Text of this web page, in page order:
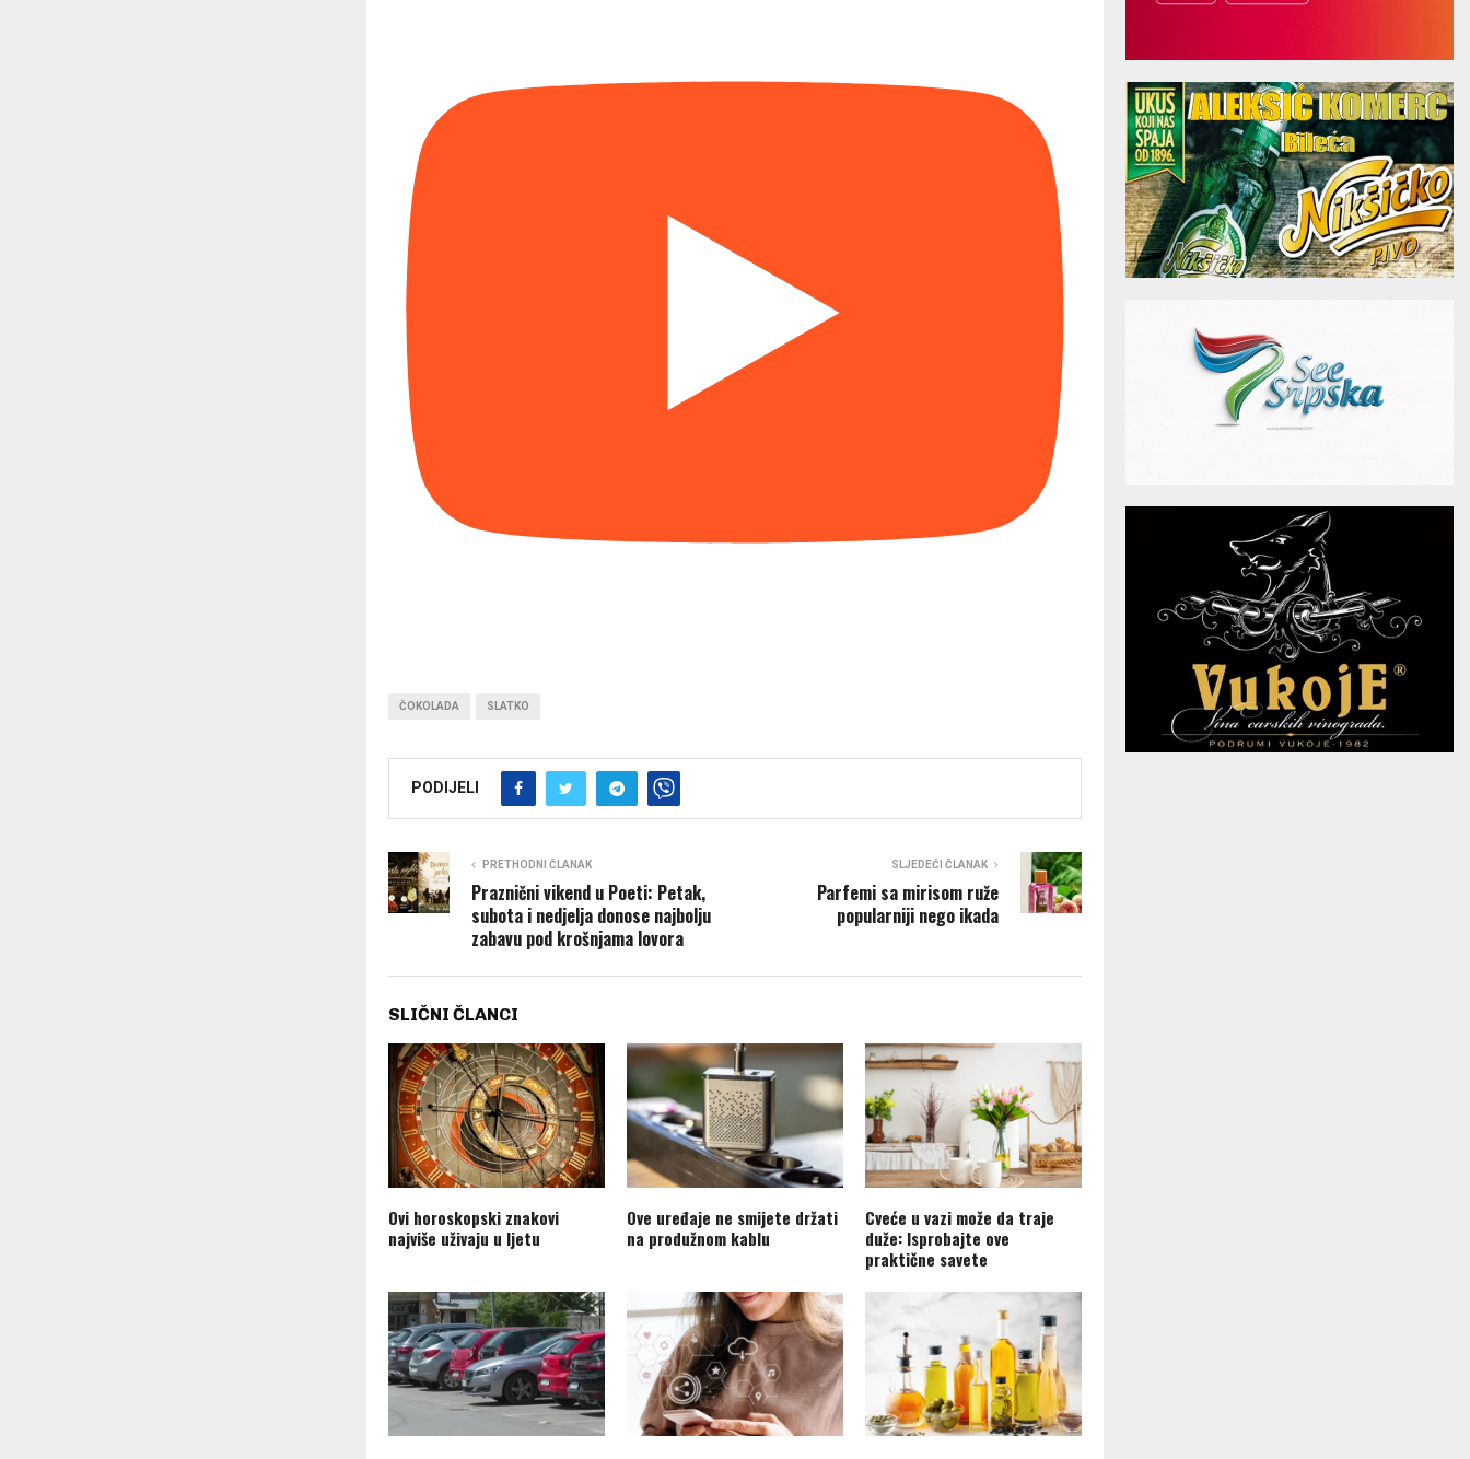
ČOKOLADA SLATKO
PODIJELI
PRETHODNI ČLANAK
Praznični vikend u Poeti: Petak,
subota i nedjelja donose najbolju
zabavu pod krošnjama lovora
SLJEDEĆI ČLANAK
Parfemi sa mirisom ruže
popularniji nego ikada
SLIČNI ČLANCI
Ovi horoskopski znakovi
najviše uživaju u ljetu
Ove uređaje ne smijete držati
na produžnom kablu
Cveće u vazi može da traje
duže: Isprobajte ove
praktične savete